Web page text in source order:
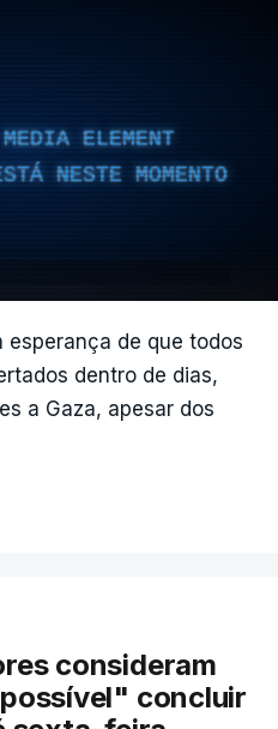
ELEMENT
NESTE MOMENTO
esperança de que todos
dentro de dias,
a Gaza, apesar dos
consideram
concluir